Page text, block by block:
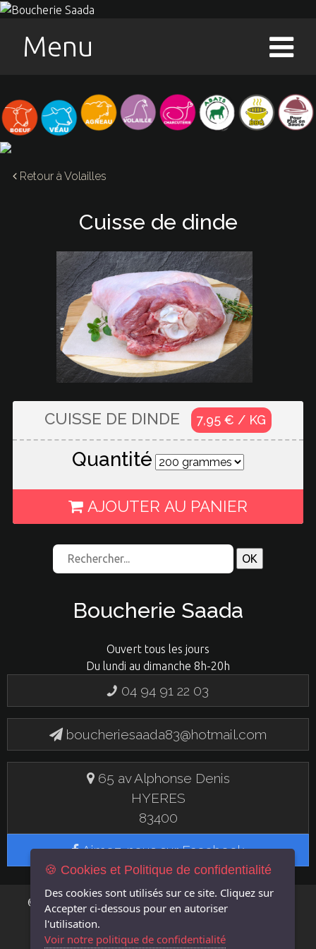
Menu
Retour àVolailles
Cuisse de dinde
CUISSE DE DINDE 7,95 € / KG
Quantité
AJOUTER AU PANIER
Boucherie Saada
Ouvert tous les jours
Du lundi au dimanche 8h-20h
04 94 91 22 03
boucheriesaada83@hotmail.com
65 av Alphonse Denis
HYERES
83400
Aimez-nous sur Facebook
© 2019 BOUCHERIE SAADA - UN SITE FLASH EN
MENTIONS LÉGALES|GÉRER LES COOKIES|POLITIQUE DE CONFIDENTIALITÉ
🍪 Cookies et Politique de confidentialité
Des cookies sont utilisés sur ce site. Cliquez sur
Accepter ci-dessous pour en autoriser
l'utilisation.
Voir notre politique de confidentialité